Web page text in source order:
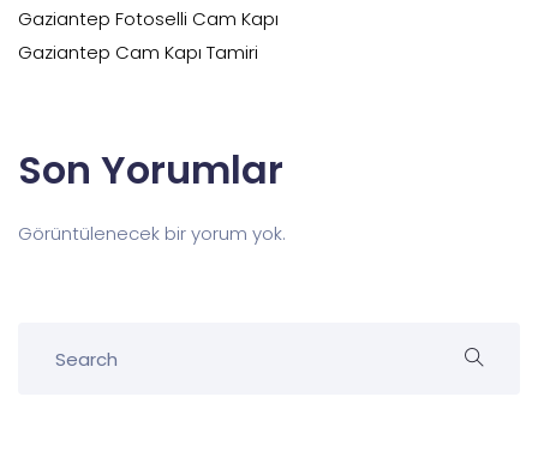
Gaziantep Fotoselli Cam Kapı
Gaziantep Cam Kapı Tamiri
Son Yorumlar
Görüntülenecek bir yorum yok.